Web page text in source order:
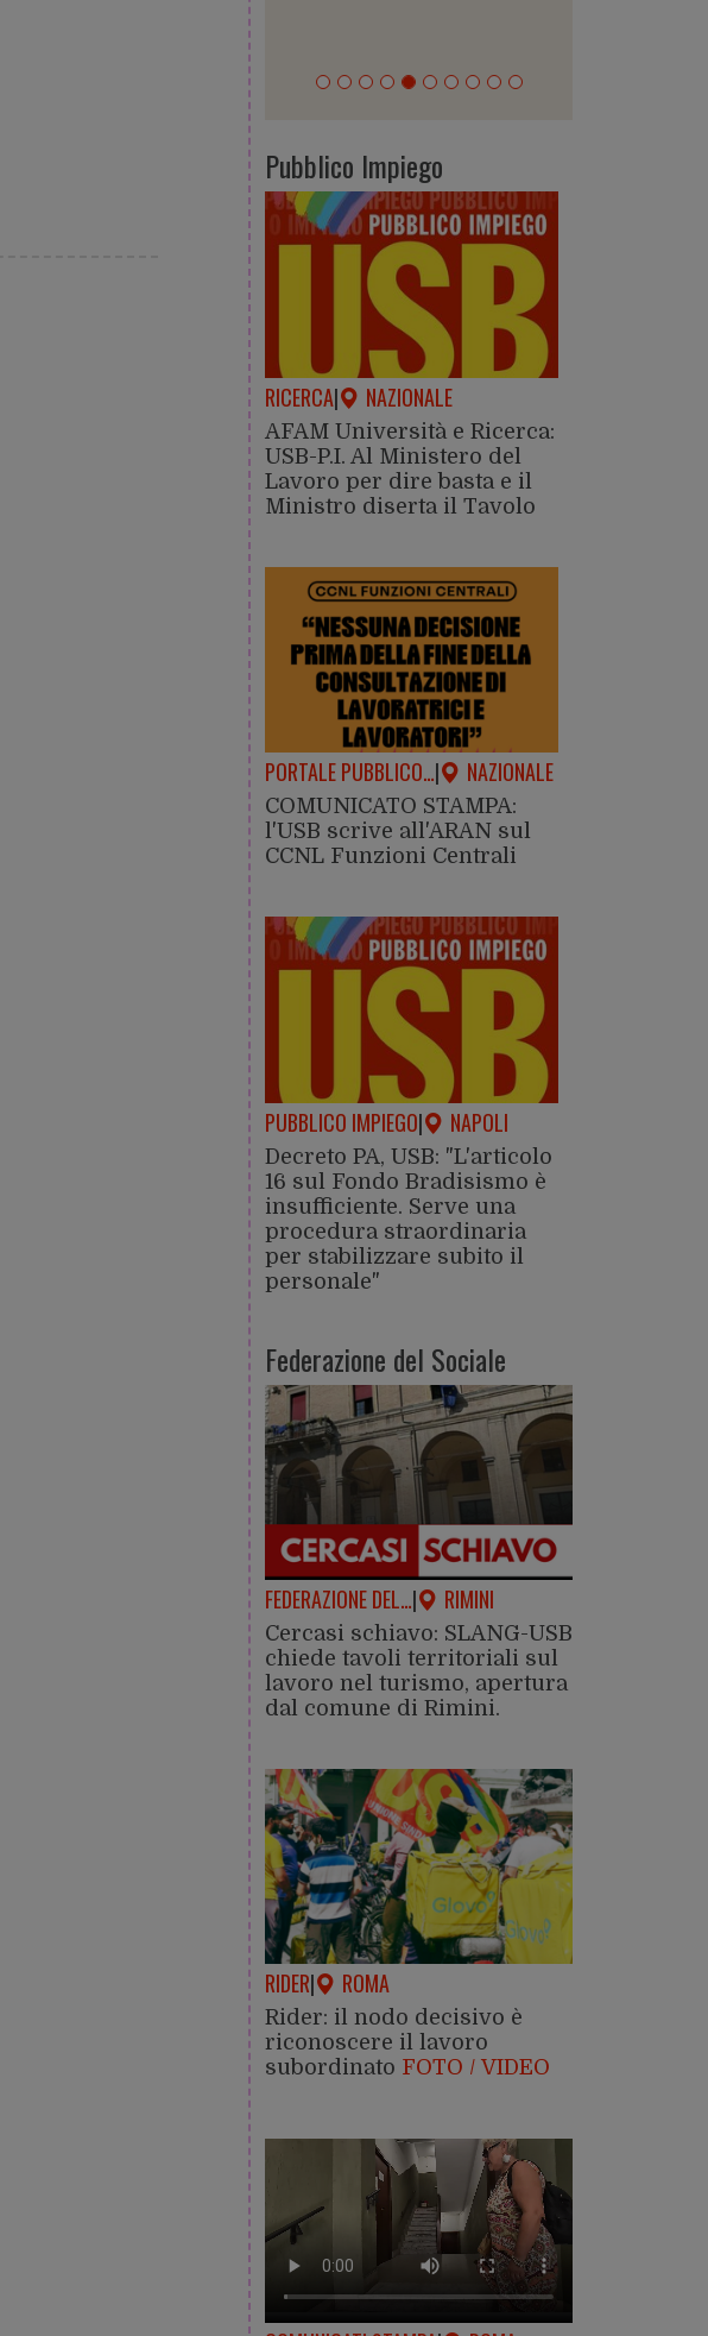
Pubblico Impiego
RICERCA| NAZIONALE
AFAM Università e Ricerca:
USB-P.I. Al Ministero del
Lavoro per dire basta e il
Ministro diserta il Tavolo
PORTALE PUBBLICO…| NAZIONALE
COMUNICATO STAMPA:
l'USB scrive all'ARAN sul
CCNL Funzioni Centrali
PUBBLICO IMPIEGO| NAPOLI
Decreto PA, USB: "L'articolo
16 sul Fondo Bradisismo è
insufficiente. Serve una
procedura straordinaria
per stabilizzare subito il
personale"
Federazione del Sociale
FEDERAZIONE DEL…| RIMINI
Cercasi schiavo: SLANG-USB
chiede tavoli territoriali sul
lavoro nel turismo, apertura
dal comune di Rimini.
RIDER| ROMA
Rider: il nodo decisivo è
riconoscere il lavoro
subordinato FOTO / VIDEO